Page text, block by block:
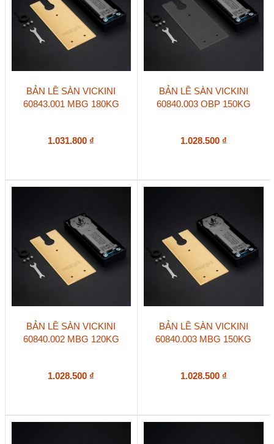
BẢN LỀ SÀN VICKINI
60843.001 MBG 180KG
1.031.800 ₫
BẢN LỀ SÀN VICKINI
60840.003 OBP 150KG
1.028.500 ₫
BẢN LỀ SÀN VICKINI
60840.002 MBG 120KG
1.028.500 ₫
BẢN LỀ SÀN VICKINI
60840.003 MBG 150KG
1.028.500 ₫